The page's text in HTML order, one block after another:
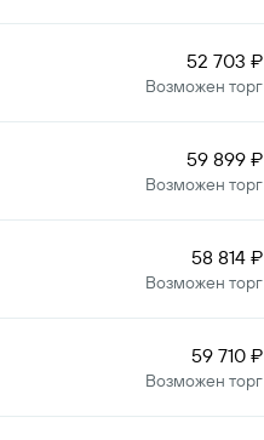
52 703 ₽
Возможен торг
59 899 ₽
Возможен торг
58 814 ₽
Возможен торг
59 710 ₽
Возможен торг